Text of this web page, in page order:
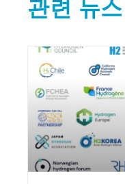
관련 뉴스